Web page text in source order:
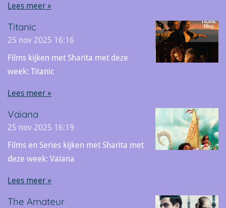
Lees meer »
Titanic
25 nov 2025 16:16
Films kijken met Sharita met deze
week: Titanic
Lees meer »
Vaiana
25 nov 2025 16:19
Films en Series kijken met Sharita met
deze week: Vaiana
Lees meer »
The Amateur